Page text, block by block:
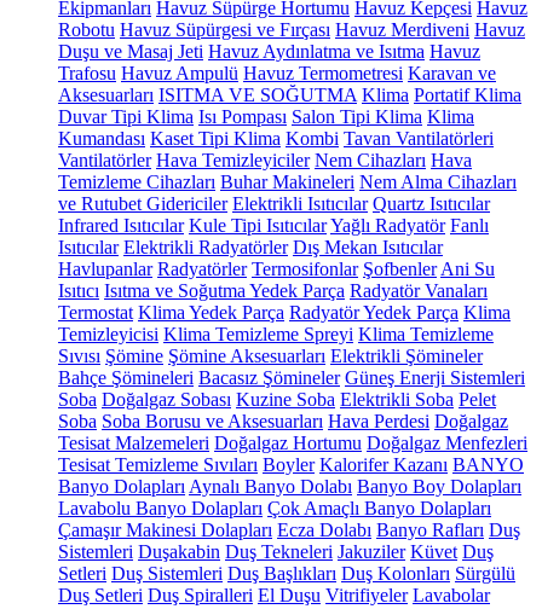
Ekipmanları Havuz Süpürge Hortumu Havuz Kepçesi Havuz
Robotu Havuz Süpürgesi ve Fırçası Havuz Merdiveni Havuz
Duşu ve Masaj Jeti Havuz Aydınlatma ve Isıtma Havuz
Trafosu Havuz Ampulü Havuz Termometresi Karavan ve
Aksesuarları ISITMA VE SOĞUTMA Klima Portatif Klima
Duvar Tipi Klima Isı Pompası Salon Tipi Klima Klima
Kumandası Kaset Tipi Klima Kombi Tavan Vantilatörleri
Vantilatörler Hava Temizleyiciler Nem Cihazları Hava
Temizleme Cihazları Buhar Makineleri Nem Alma Cihazları
ve Rutubet Gidericiler Elektrikli Isıtıcılar Quartz Isıtıcılar
Infrared Isıtıcılar Kule Tipi IsıtıcılarYağlı Radyatör Fanlı
Isıtıcılar Elektrikli Radyatörler Dış Mekan Isıtıcılar
Havlupanlar Radyatörler Termosifonlar Şofbenler Ani Su
Isıtıcı Isıtma ve Soğutma Yedek Parça Radyatör Vanaları
Termostat Klima Yedek Parça Radyatör Yedek Parça Klima
Temizleyicisi Klima Temizleme Spreyi Klima Temizleme
Sıvısı Şömine Şömine Aksesuarları Elektrikli Şömineler
Bahçe Şömineleri Bacasız Şömineler Güneş Enerji Sistemleri
Soba Doğalgaz Sobası Kuzine Soba Elektrikli Soba Pelet
Soba Soba Borusu ve Aksesuarları Hava Perdesi Doğalgaz
Tesisat Malzemeleri Doğalgaz Hortumu Doğalgaz Menfezleri
Tesisat Temizleme Sıvıları Boyler Kalorifer Kazanı BANYO
Banyo Dolapları Aynalı Banyo Dolabı Banyo Boy Dolapları
Lavabolu Banyo Dolapları Çok Amaçlı Banyo Dolapları
Çamaşır Makinesi Dolapları Ecza Dolabı Banyo Rafları Duş
Sistemleri Duşakabin Duş Tekneleri Jakuziler Küvet Duş
Setleri Duş Sistemleri Duş Başlıkları Duş Kolonları Sürgülü
Duş Setleri Duş Spiralleri El Duşu Vitrifiyeler Lavabolar